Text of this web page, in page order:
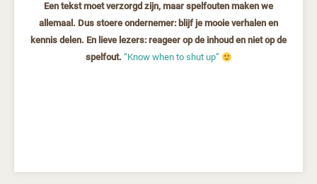
Een tekst moet verzorgd zijn, maar spelfouten maken we
allemaal. Dus stoere ondernemer: blijf je mooie verhalen en
kennis delen. En lieve lezers: reageer op de inhoud en niet op de
spelfout. “Know when to shut up”